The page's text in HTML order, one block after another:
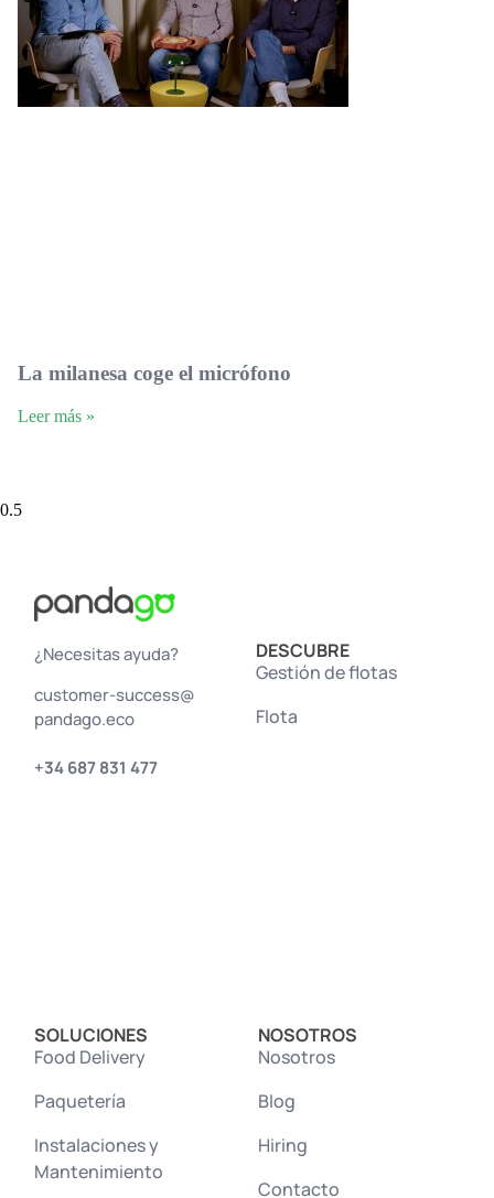
La milanesa coge el micrófono
Leer más »
¿Necesitas ayuda?
customer-success@
pandago.eco
+34 687 831 477
DESCUBRE
Gestión de flotas
Flota
SOLUCIONES
Food Delivery
Paquetería
Instalaciones y
Mantenimiento
NOSOTROS
Nosotros
Blog
Hiring
Contacto